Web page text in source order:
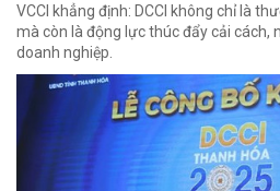
VCCI khẳng định: DCCI không chỉ là
mà còn là động lực thúc đẩy cải cách,
doanh nghiệp.